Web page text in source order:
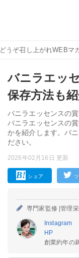
どうぞ召し上がれWEBマ
バニラエッ
保存方法も紹
バニラエッセンスの
バニラエッセンスの
かを紹介します。バ
ださい。
2026年02月16日 更新
シェア
専門家監修 |管理
Instagram
HP
創業約年の